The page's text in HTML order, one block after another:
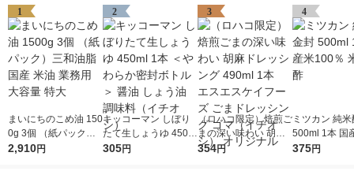
1
まいにちのこめ油 150
0g 3個 （紙パック）
三和油脂 国産 米油 業
2,910円
2
キッコーマン しぼり
たて生しょうゆ 450m
l 1本 ＜やわらか密封
305円
3
（ロハコ限定）焙煎ご
まの深い味わい 胡麻
ドレッシング 490ml 1
354円
4
ミツカン 純
500ml 1本 国
0％ 米酢 食酢
375円